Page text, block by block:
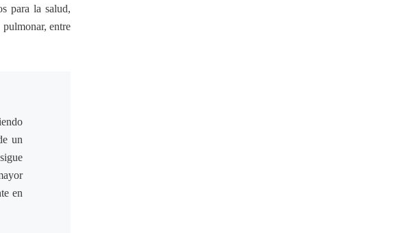
para la salud,
entre
un
en